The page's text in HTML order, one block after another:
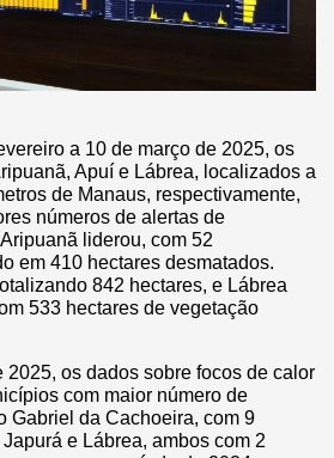
a 10 de março de 2025, os
Apuí e Lábrea, localizados a
de Manaus, respectivamente,
números de alertas de
liderou, com 52
em 410 hectares desmatados.
842 hectares, e Lábrea
533 hectares de vegetação
2025, os dados sobre focos de calor
com maior número de
Gabriel da Cachoeira, com 9
e Lábrea, ambos com 2